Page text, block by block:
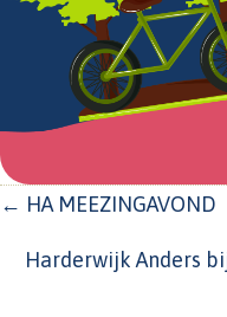
POSTS
← HA MEEZINGAVOND
Harderwijk Anders